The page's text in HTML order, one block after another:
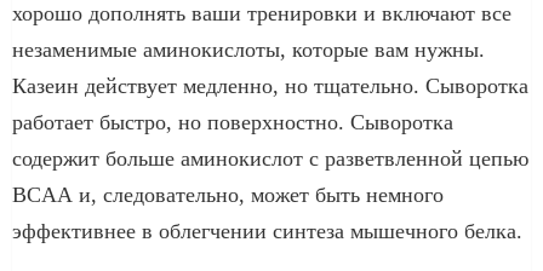
хорошо дополнять ваши тренировки и включают все
незаменимые аминокислоты, которые вам нужны.
Казеин действует медленно, но тщательно. Сыворотка
работает быстро, но поверхностно. Сыворотка
содержит больше аминокислот с разветвленной цепью
BCAA и, следовательно, может быть немного
эффективнее в облегчении синтеза мышечного белка.